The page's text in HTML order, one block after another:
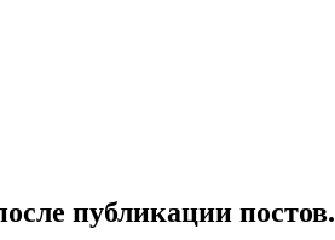
публикации постов.